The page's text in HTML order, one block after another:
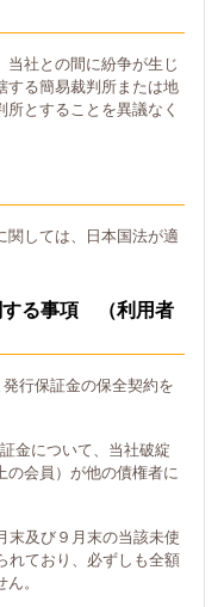
当社との間に紛争が生じ
する簡易裁判所または地
とすることを異議なく
関しては、日本国法が適
する事項 （利用者
行保証金の保全契約を
金について、当社破綻
の会員）が他の債権者に
末及び９月末の当該未使
れており、必ずしも全額
。